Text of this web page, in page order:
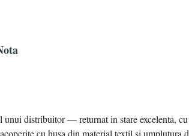
distribuitor — returnat in stare excelenta,
cu husa din material textil si